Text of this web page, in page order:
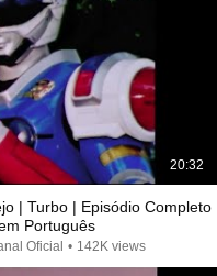
20:32
| Turbo | Episódio Completo
Português
Oficial • 142K views